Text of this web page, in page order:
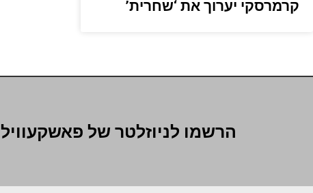
קרמרסקי יערוך את ‘שחרית’
הרשמו לניוזלטר של פאשקעוויל